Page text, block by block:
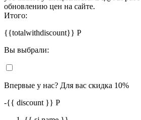
обновлению цен на сайте.
Итого:
{{totalwithdiscount}} Р
Вы выбрали:
Впервые у нас? Для вас скидка 10%
-{{ discount }} Р